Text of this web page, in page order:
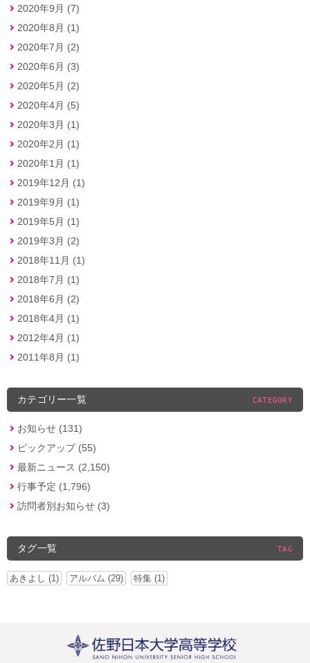
2020年9月 (7)
2020年8月 (1)
2020年7月 (2)
2020年6月 (3)
2020年5月 (2)
2020年4月 (5)
2020年3月 (1)
2020年2月 (1)
2020年1月 (1)
2019年12月 (1)
2019年9月 (1)
2019年5月 (1)
2019年3月 (2)
2018年11月 (1)
2018年7月 (1)
2018年6月 (2)
2018年4月 (1)
2012年4月 (1)
2011年8月 (1)
カテゴリー一覧 CATEGORY
お知らせ (131)
ピックアップ (55)
最新ニュース (2,150)
行事予定 (1,796)
訪問者別お知らせ (3)
タグ一覧 TAG
あきよし (1) アルバム (29) 特集 (1)